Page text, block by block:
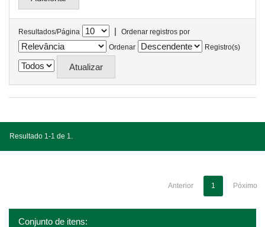
Resultados/Página |
Ordenar registros por
Ordenar
Registro(s)
Resultado 1-1 de 1.
Anterior 1 Póximo
Conjunto de itens: